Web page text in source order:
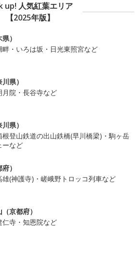
up! 人気紅葉エリア
【2025年版】
）
畔・いろは坂・日光東照宮など
県）
月院・長谷寺など
県）
根登山鉄道の出山鉄橋(早川橋梁)・駒ヶ岳
ーなど
）
雄(神護寺)・嵯峨野トロッコ列車など
京都府）
仁寺・知恩院など